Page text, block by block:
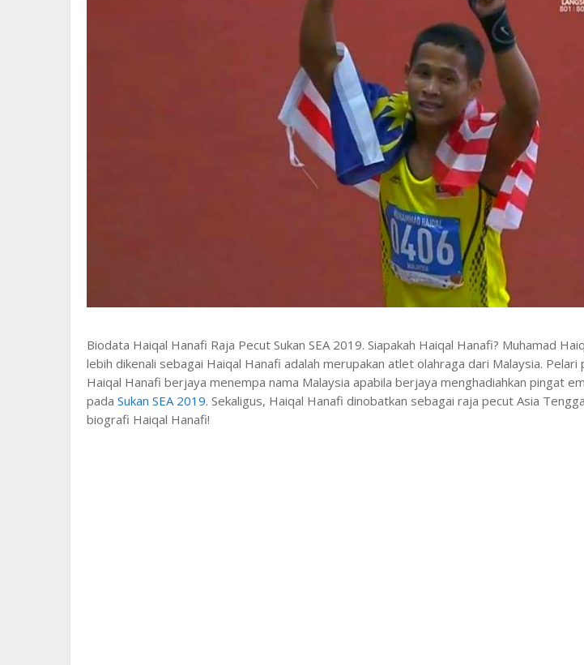
Biodata Haiqal Hanafi Raja Pecut Sukan SEA 2019. Siapakah Haiqal Hanafi? Muhamad
lebih dikenali sebagai Haiqal Hanafi adalah merupakan atlet olahraga dari Malaysia. Pelari
Haiqal Hanafi berjaya menempa nama Malaysia apabila berjaya menghadiahkan pingat
pada Sukan SEA 2019. Sekaligus, Haiqal Hanafi dinobatkan sebagai raja pecut Asia
biografi Haiqal Hanafi!